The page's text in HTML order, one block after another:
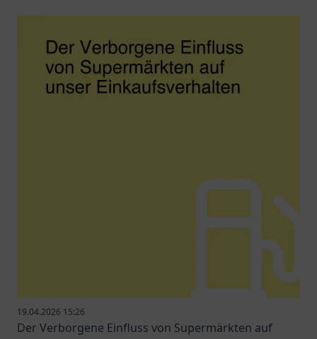
19.04.2026 15:26
Der Verborgene Einfluss von Supermärkten auf